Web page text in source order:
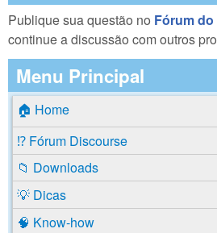
Publique sua questão no Fórum
continue a discussão com outros
Menu Principal
🏠 Home
⁉️ Fórum Discourse
📁 Downloads
💡 Dicas
🧠 Know-how